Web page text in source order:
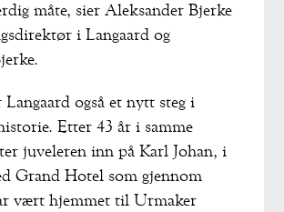
måte, sier Aleksander Bjerke
i Langaard og
Langaard også et nytt steg i
Etter 43 år i samme
juveleren inn på Karl Johan, i
Grand Hotel som gjennom
vært hjemmet til Urmaker